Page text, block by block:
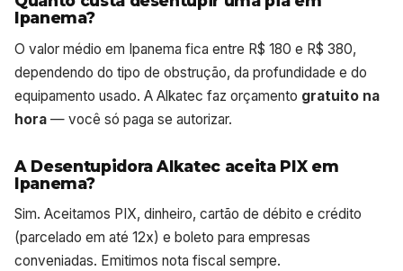
Ipanema?
O valor médio em Ipanema fica entre R$ 180 e R$ 380,
dependendo do tipo de obstrução, da profundidade e do
equipamento usado. A Alkatec faz orçamento gratuito na
hora — você só paga se autorizar.
A Desentupidora Alkatec aceita PIX em
Ipanema?
Sim. Aceitamos PIX, dinheiro, cartão de débito e crédito
(parcelado em até 12x) e boleto para empresas
conveniadas. Emitimos nota fiscal sempre.